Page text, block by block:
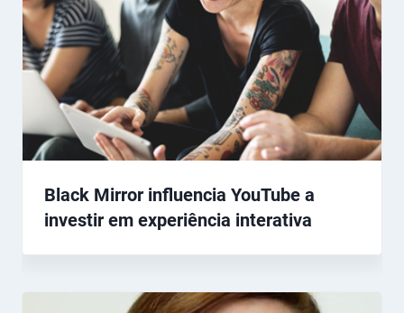
Black Mirror influencia YouTube a
investir em experiência interativa